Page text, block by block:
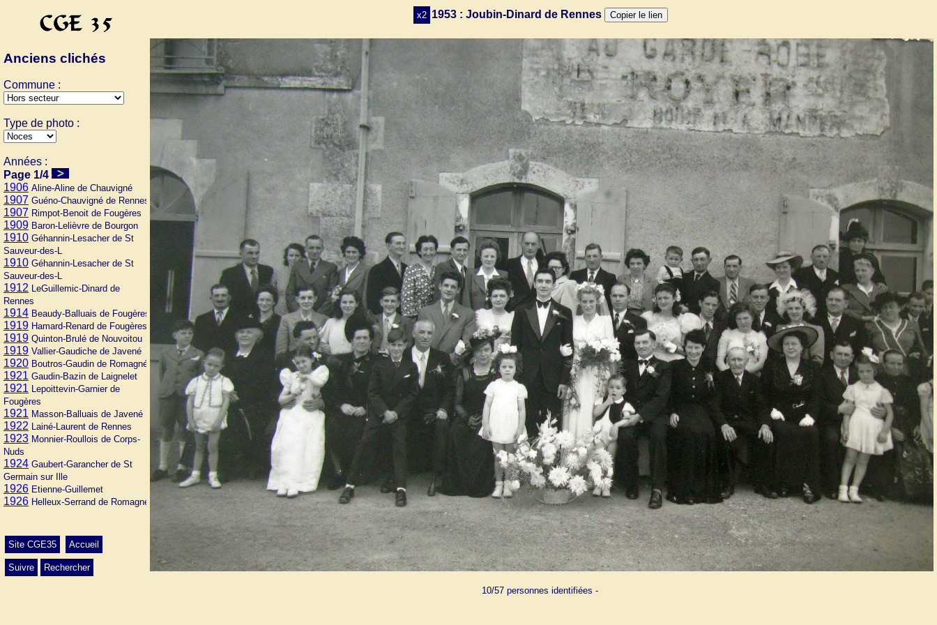
Anciens clichés
Commune :
Type de photo :
Années :
Page 1/4
1906 Aline-Aline de Chauvigné
1907 Guéno-Chauvigné de Rennes
1907 Rimpot-Benoit de Fougères
1909 Baron-Lelièvre de Bourgon
1910 Géhannin-Lesacher de St
Sauveur-des-L
1910 Géhannin-Lesacher de St
Sauveur-des-L
1912 LeGuillemic-Dinard de
Rennes
1914 Beaudy-Balluais de Fougères
1919 Hamard-Renard de Fougères
1919 Quinton-Brulé de Nouvoitou
1919 Vallier-Gaudiche de Javené
1920 Boutros-Gaudin de Romagné
1921 Gaudin-Bazin de Laignelet
1921 Lepoittevin-Garnier de
Fougères
1921 Masson-Balluais de Javené
1922 Lainé-Laurent de Rennes
1923 Monnier-Roullois de Corps-
Nuds
1924 Gaubert-Garancher de St
Germain sur Ille
1926 Etienne-Guillemet
1926 Helleux-Serrand de Romagné
Site CGE35 Accueil
Suivre Rechercher
10/57 personnes identifiées -
x2 1953 : Joubin-Dinard de Rennes Copier le lien